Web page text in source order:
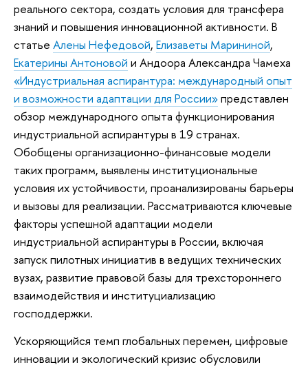
реального сектора, создать условия для трансфера
знаний и повышения инновационной активности. В
статье Алены Нефедовой, Елизаветы Марининой,
Екатерины Антоновой и Андоора Александра Чамеха
«Индустриальная аспирантура: международный опыт
и возможности адаптации для России»представлен
обзор международного опыта функционирования
индустриальной аспирантуры в 19 странах.
Обобщены организационно-финансовые модели
таких программ, выявлены институциональные
условия их устойчивости, проанализированы барьеры
и вызовы для реализации. Рассматриваются ключевые
факторы успешной адаптации модели
индустриальной аспирантуры в России, включая
запуск пилотных инициатив в ведущих технических
вузах, развитие правовой базы для трехстороннего
взаимодействия и институциализацию
господдержки.
Ускоряющийся темп глобальных перемен, цифровые
инновации и экологический кризис обусловили